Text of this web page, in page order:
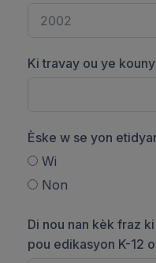
Ki travay ou ye
Èske w se yon
Wi
Non
Di nou nan kèk fraz
pou edikasyon K-12